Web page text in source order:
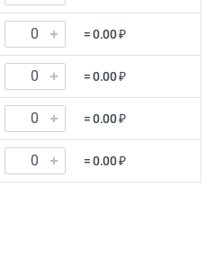
= 0.00 ₽
= 0.00 ₽
= 0.00 ₽
= 0.00 ₽